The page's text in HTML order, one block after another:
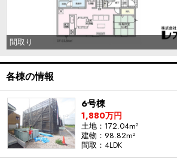
間取り
各棟の情報
6号棟
1,880万円
土地：172.04m²
建物：98.82m²
間取：4LDK